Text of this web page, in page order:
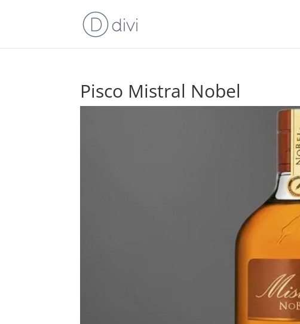
Pisco Mistral Nobel